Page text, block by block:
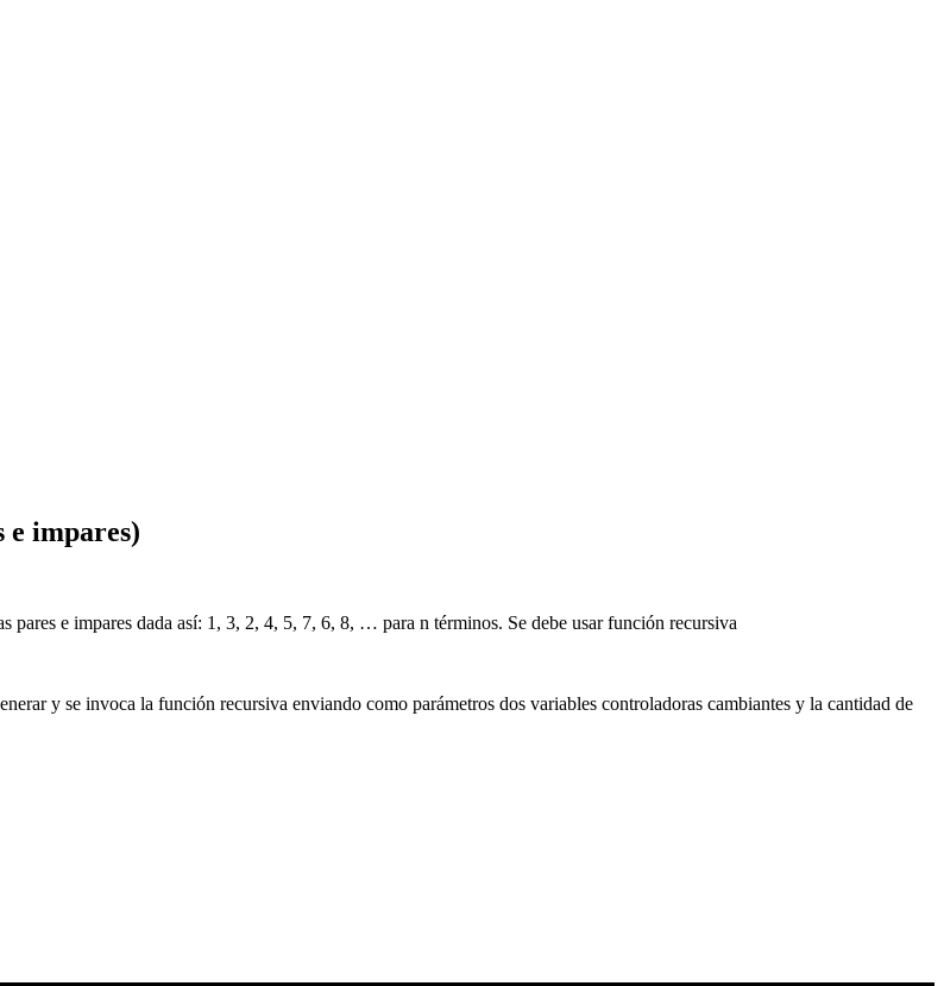
e impares)
e impares dada así: 1, 3, 2, 4, 5, 7, 6, 8, … para n términos. Se debe usar función recursiva
y se invoca la función recursiva enviando como parámetros dos variables controladoras cambiantes y la cantidad de